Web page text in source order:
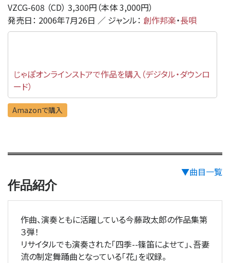
VZCG-608 （CD） 3,300円（本体 3,000円）
発売日： 2006年7月26日 ／ ジャンル： 創作邦楽・長唄
じゃぽオンラインストアで作品を購入（デジタル・ダウンロ
ード）
Amazonで購入
▼曲目一覧
作品紹介
作曲、演奏ともに活躍している今藤政太郎の作品集第
３弾！
リサイタルでも演奏された「四季--篠笛によせて」、吾妻
流の制定舞踊曲となっている「花」を収録。